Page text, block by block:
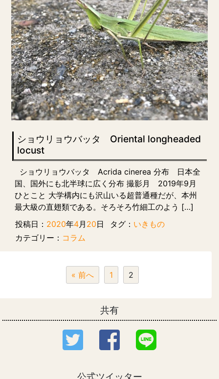
ショウリョウバッタ Oriental longheaded
locust
ショウリョウバッタ Acrida cinerea 分布 日本全
国、国外にも北半球に広く分布 撮影月 2019年9月
ひとこと 大学構内にも沢山いる超普通種だが、本州
最大級の直翅類である。そろそろ竹細工のよう […]
投稿日： 2020年4月 20日 タグ： いきもの
カテゴリー： コラム
« 前へ 1 2
共有
公式ツイッター